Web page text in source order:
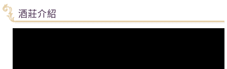
酒莊介紹